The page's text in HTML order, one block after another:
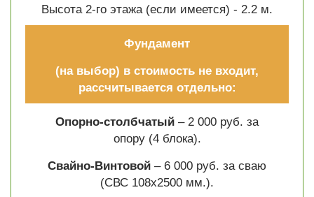
Высота 2-го этажа (если имеется) - 2.2 м.
Фундамент
(на выбор) в стоимость не входит,
рассчитывается отдельно:
Опорно-столбчатый – 2 000 руб. за
опору (4 блока).
Свайно-Винтовой – 6 000 руб. за сваю
(СВС 108х2500 мм.).